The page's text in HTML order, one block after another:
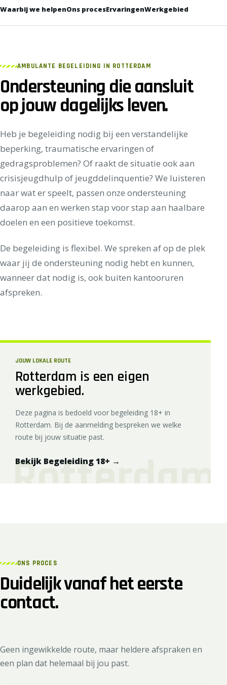
Waarbij we helpenOns procesErvaringenWerkgebied
AMBULANTE BEGELEIDING IN ROTTERDAM
Ondersteuning die aansluit
op jouw dagelijks leven.
Heb je begeleiding nodig bij een verstandelijke
beperking, traumatische ervaringen of
gedragsproblemen? Of raakt de situatie ook aan
crisisjeugdhulp of jeugddelinquentie? We luisteren
naar wat er speelt, passen onze ondersteuning
daarop aan en werken stap voor stap aan haalbare
doelen en een positieve toekomst.
De begeleiding is flexibel. We spreken af op de plek
waar jij de ondersteuning nodig hebt en kunnen,
wanneer dat nodig is, ook buiten kantooruren
afspreken.
JOUW LOKALE ROUTE
Rotterdam is een eigen
werkgebied.
Deze pagina is bedoeld voor begeleiding 18+ in
Rotterdam. Bij de aanmelding bespreken we welke
route bij jouw situatie past.
Bekijk Begeleiding 18+ →
ONS PROCES
Duidelijk vanaf het eerste
contact.
Geen ingewikkelde route, maar heldere afspraken en
een plan dat helemaal bij jou past.